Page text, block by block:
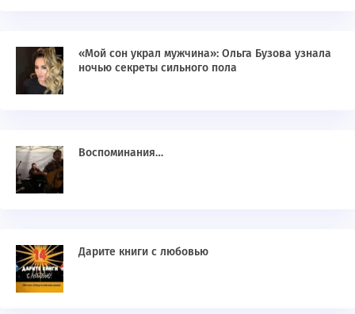
«Мой сон украл мужчина»: Ольга Бузова узнала
ночью секреты сильного пола
Воспоминания…
Дарите книги с любовью